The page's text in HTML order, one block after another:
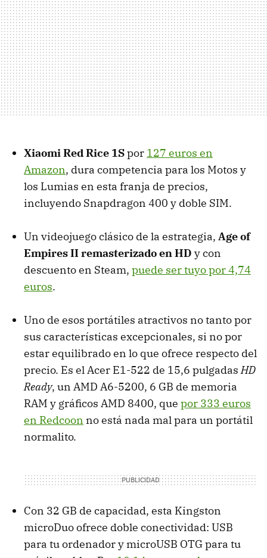
Xiaomi Red Rice 1Spor 127 euros en
Amazon, dura competencia para los Motos y
los Lumias en esta franja de precios,
incluyendo Snapdragon 400 y doble SIM.
Un videojuego clásico de la estrategia, Age of
Empires II remasterizado en HD y con
descuento en Steam, puede ser tuyo por 4,74
euros.
Uno de esos portátiles atractivos no tanto por
sus características excepcionales, si no por
estar equilibrado en lo que ofrece respecto del
precio. Es el Acer E1-522 de 15,6 pulgadasHD
Ready, un AMD A6-5200, 6 GB de memoria
RAM y gráficos AMD 8400, que por 333 euros
en Redcoon no está nada mal para un portátil
normalito.
Con 32 GB de capacidad, esta Kingston
microDuo ofrece doble conectividad: USB
para tu ordenador y microUSB OTG para tu